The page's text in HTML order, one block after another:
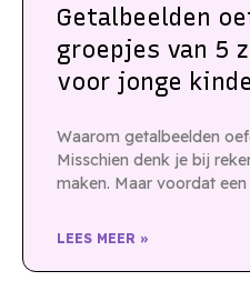
Getalbeelden
groepjes van 5
voor jonge
Waarom getalbeelden
Misschien denk je bij
maken. Maar voordat
LEES MEER »